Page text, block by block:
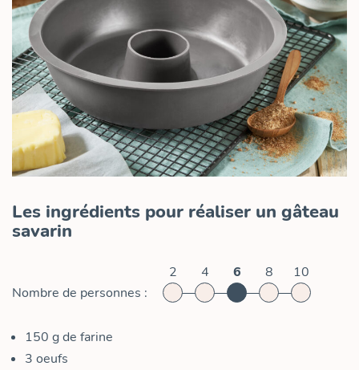
Les ingrédients pour réaliser un gâteau
savarin
Nombre de personnes :
2 4 6 8 10
150 gde farine
3 oeufs